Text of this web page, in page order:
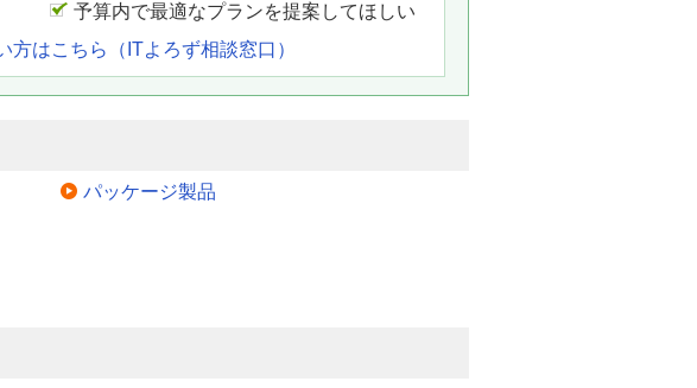
予算内で最適なプランを提案してほしい
はこちら（ITよろず相談窓口）
パッケージ製品